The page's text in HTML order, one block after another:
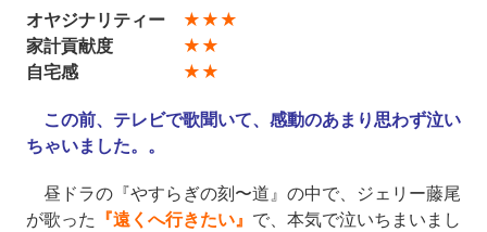
オヤジナリティー
★★★
家計貢献度
★★
自宅感
★★
この前、テレビで歌聞いて、感動のあまり思わず泣い
ちゃいました。。
昼ドラの『やすらぎの刻〜道』の中で、ジェリー藤尾
が歌った 『遠くへ行きたい』 で、本気で泣いちまいまし